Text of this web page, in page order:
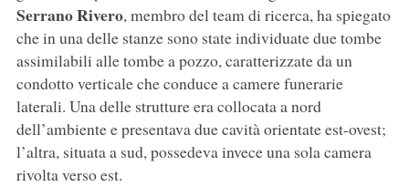
Serrano Rivero, membro del team di ricerca, ha spiegato
che in una delle stanze sono state individuate due tombe
assimilabili alle tombe a pozzo, caratterizzate da un
condotto verticale che conduce a camere funerarie
laterali. Una delle strutture era collocata a nord
dell’ambiente e presentava due cavità orientate est-ovest;
l’altra, situata a sud, possedeva invece una sola camera
rivolta verso est.